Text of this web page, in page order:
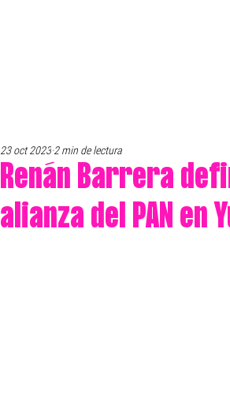
Renán Barrera
alianza del PAN en
23 oct 20232 min de lectura